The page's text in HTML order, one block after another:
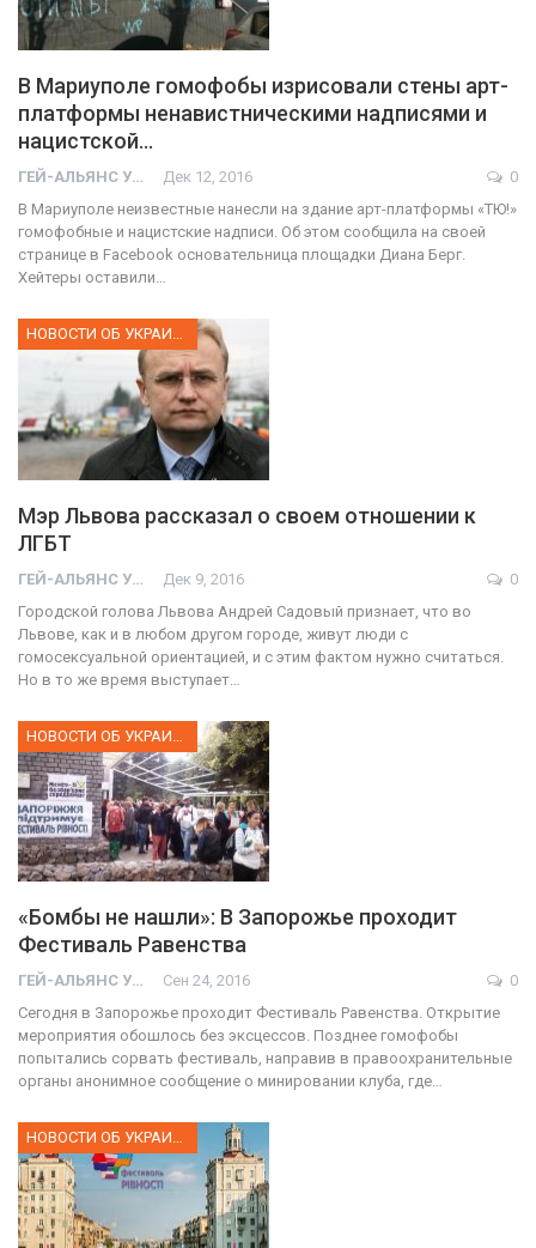
В Мариуполе гомофобы изрисовали стены арт-
платформы ненавистническими надписями и
нацистской…
ГЕЙ-АЛЬЯНС УКРАИНА Дек 12, 2016
0
В Мариуполе неизвестные нанесли на здание арт-платформы «ТЮ!»
гомофобные и нацистские надписи. Об этом сообщила на своей
странице в Facebook основательница площадки Диана Берг.
Хейтеры оставили…
НОВОСТИ ОБ УКРАИНЕ
Мэр Львова рассказал о своем отношении к
ЛГБТ
ГЕЙ-АЛЬЯНС УКРАИНА Дек 9, 2016
0
Городской голова Львова Андрей Садовый признает, что во
Львове, как и в любом другом городе, живут люди с
гомосексуальной ориентацией, и с этим фактом нужно считаться.
Но в то же время выступает…
«Бомбы не нашли»: В Запорожье проходит
Фестиваль Равенства
ГЕЙ-АЛЬЯНС УКРАИНА Сен 24, 2016
0
Сегодня в Запорожье проходит Фестиваль Равенства. Открытие
мероприятия обошлось без эксцессов. Позднее гомофобы
попытались сорвать фестиваль, направив в правоохранительные
органы анонимное сообщение о минировании клуба, где…
НОВОСТИ ОБ УКРАИНЕ